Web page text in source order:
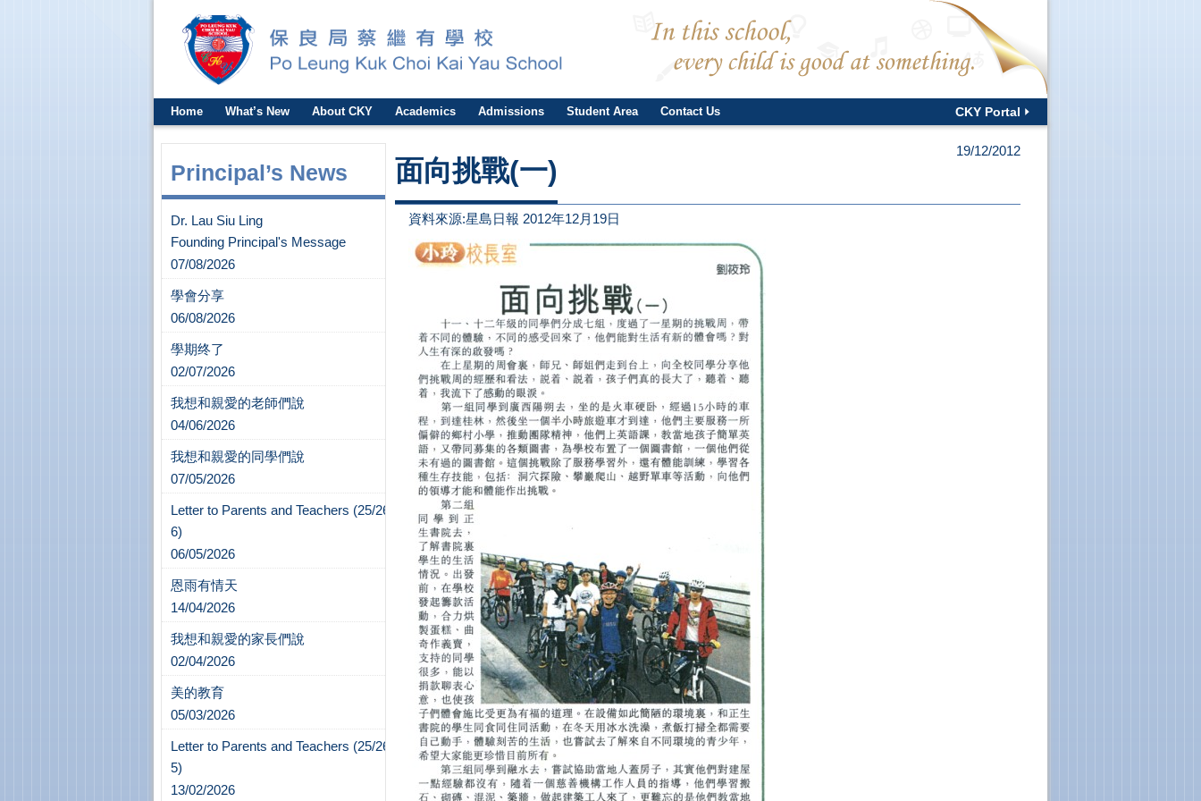
Home What’s New About CKY Academics Admissions Student Area Contact Us CKY Portal
Principal’s News
Dr. Lau Siu Ling
Founding Principal's Message
07/08/2026
學會分享
06/08/2026
學期终了
02/07/2026
我想和親愛的老師們說
04/06/2026
我想和親愛的同學們說
07/05/2026
Letter to Parents and Teachers (25/26-
6)
06/05/2026
恩雨有情天
14/04/2026
我想和親愛的家長們說
02/04/2026
美的教育
05/03/2026
Letter to Parents and Teachers (25/26-
5)
13/02/2026
面向挑戰(一)
19/12/2012
資料來源:星島日報 2012年12月19日